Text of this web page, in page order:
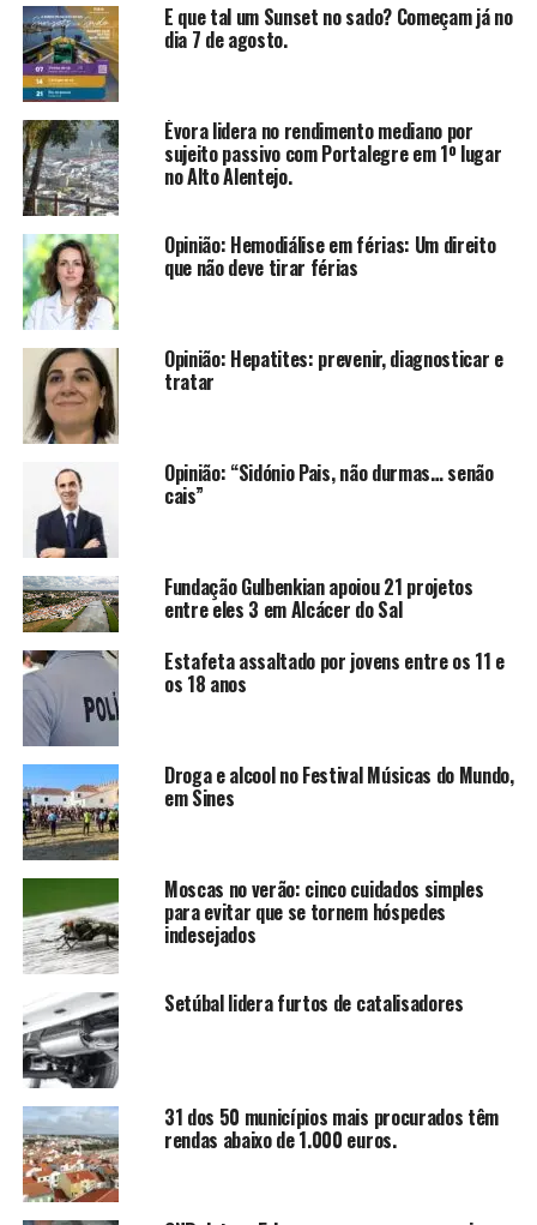
E que tal um Sunset no sado? Começam já no
dia 7 de agosto.
Évora lidera no rendimento mediano por
sujeito passivo com Portalegre em 1º lugar
no Alto Alentejo.
Opinião: Hemodiálise em férias: Um direito
que não deve tirar férias
Opinião: Hepatites: prevenir, diagnosticar e
tratar
Opinião: “Sidónio Pais, não durmas… senão
cais”
Fundação Gulbenkian apoiou 21 projetos
entre eles 3 em Alcácer do Sal
Estafeta assaltado por jovens entre os 11 e
os 18 anos
Droga e alcool no Festival Músicas do Mundo,
em Sines
Moscas no verão: cinco cuidados simples
para evitar que se tornem hóspedes
indesejados
Setúbal lidera furtos de catalisadores
31 dos 50 municípios mais procurados têm
rendas abaixo de 1.000 euros.